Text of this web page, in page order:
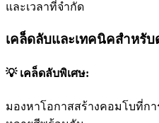
และเวลาที่จำกัด
เคล็ดลับและเทคนิคสำหรับ
💡 เคล็ดลับพิเศษ:
มองหาโอกาสสร้างคอมโบที่กา